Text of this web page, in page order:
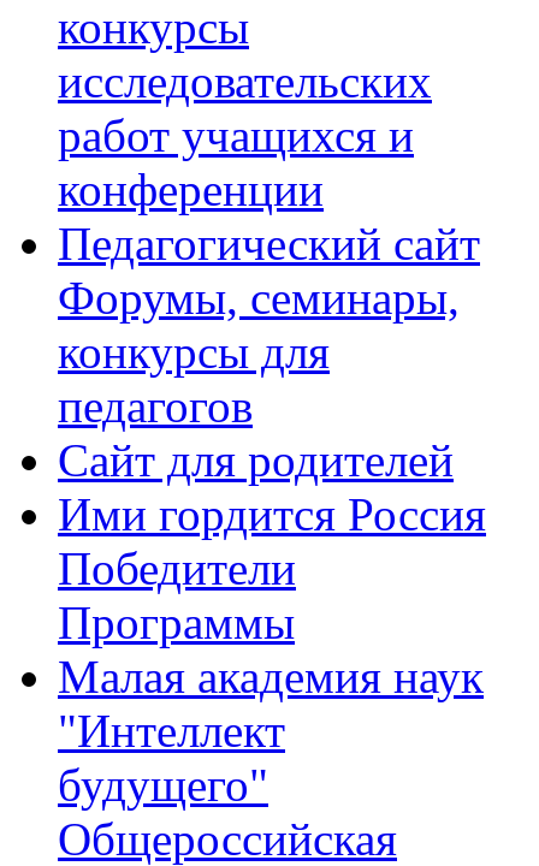
конкурсы
исследовательских
работ учащихся и
конференции
Педагогический сайт
Форумы, семинары,
конкурсы для
педагогов
Сайт для родителей
Ими гордится Россия
Победители
Программы
Малая академия наук
"Интеллект
будущего"
Общероссийская